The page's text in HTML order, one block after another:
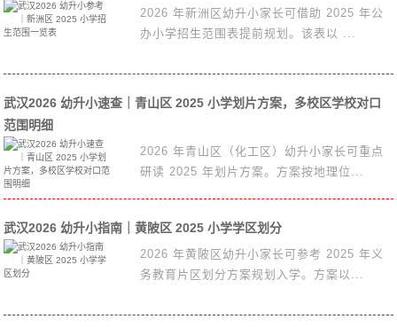
2026 年新洲区幼升小家长可借助 2025 年公
办小学招生范围表提前规划。该表以 ...
武汉2026 幼升小速查｜青山区 2025 小学划片方案，多校区学校对口
范围明细
2026 年青山区（化工区）幼升小家长可重点
研读 2025 年划片方案。方案按地理位...
武汉2026 幼升小指南｜黄陂区 2025 小学学区划分
2026 年黄陂区幼升小家长可参考 2025 年义
务教育片区划分方案规划入学。方案以...